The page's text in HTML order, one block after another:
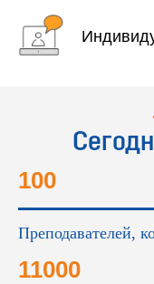
100
Преподавателей,
11000